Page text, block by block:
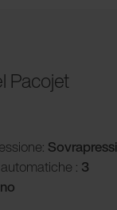
Pacojet
: 3
no